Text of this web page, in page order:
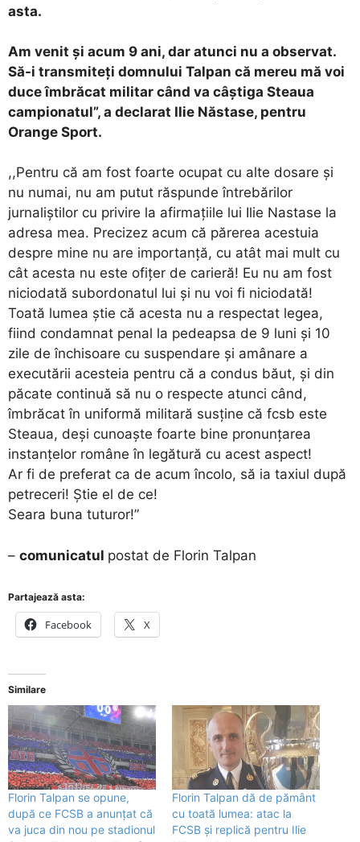
asta.
Am venit şi acum 9 ani, dar atunci nu a observat.
Să-i transmiteţi domnului Talpan că mereu mă voi
duce îmbrăcat militar când va câştiga Steaua
campionatul”, a declarat Ilie Năstase, pentru
Orange Sport.
,,Pentru că am fost foarte ocupat cu alte dosare și
nu numai, nu am putut răspunde întrebărilor
jurnaliștilor cu privire la afirmațiile lui Ilie Nastase la
adresa mea. Precizez acum că părerea acestuia
despre mine nu are importanță, cu atât mai mult cu
cât acesta nu este ofițer de carieră! Eu nu am fost
niciodată subordonatul lui și nu voi fi niciodată!
Toată lumea știe că acesta nu a respectat legea,
fiind condamnat penal la pedeapsa de 9 luni și 10
zile de închisoare cu suspendare și amânare a
executării acesteia pentru că a condus băut, și din
păcate continuă să nu o respecte atunci când,
îmbrăcat în uniformă militară susține că fcsb este
Steaua, deși cunoaște foarte bine pronunțarea
instanțelor române în legătură cu acest aspect!
Ar fi de preferat ca de acum încolo, să ia taxiul după
petreceri! Știe el de ce!
Seara buna tuturor!”
– comunicatul postat de Florin Talpan
Partajează asta:
Facebook X
Similare
Florin Talpan se opune,
după ce FCSB a anunțat că
va juca din nou pe stadionul
Florin Talpan dă de pământ
cu toată lumea: atac la
FCSB și replică pentru Ilie